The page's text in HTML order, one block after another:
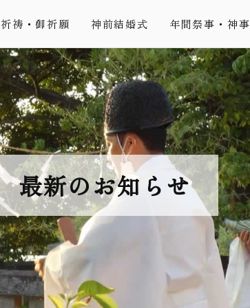
祷・御祈願 神前結婚式 年間祭事・神事
最新のお知らせ